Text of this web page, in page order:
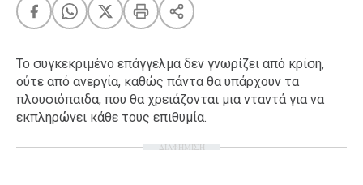
A-List LGBTQI+
LIFE
Το συγκεκριμένο επάγγελμα δεν γνωρίζει από κρίση,
ούτε από ανεργία, καθώς πάντα θα υπάρχουν τα
πλουσιόπαιδα, που θα χρειάζονται μια νταντά για να
εκπληρώνει κάθε τους επιθυμία.
ΔΙΑΦΗΜΙΣΗ